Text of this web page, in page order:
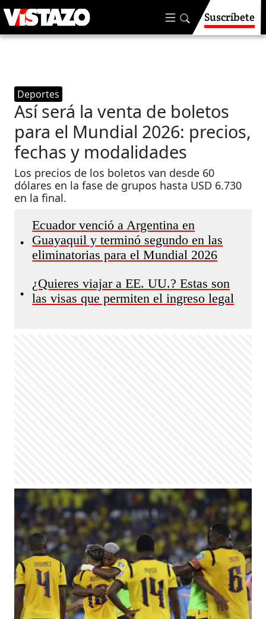
Suscríbete
Deportes
Así será la venta de boletos
para el Mundial 2026: precios,
fechas y modalidades
Los precios de los boletos van desde 60
dólares en la fase de grupos hasta USD 6.730
en la final.
•
Ecuador venció a Argentina en
Guayaquil y terminó segundo en las
eliminatorias para el Mundial 2026
•
¿Quieres viajar a EE. UU.? Estas son
las visas que permiten el ingreso legal